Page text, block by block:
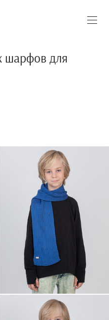
шарфов для